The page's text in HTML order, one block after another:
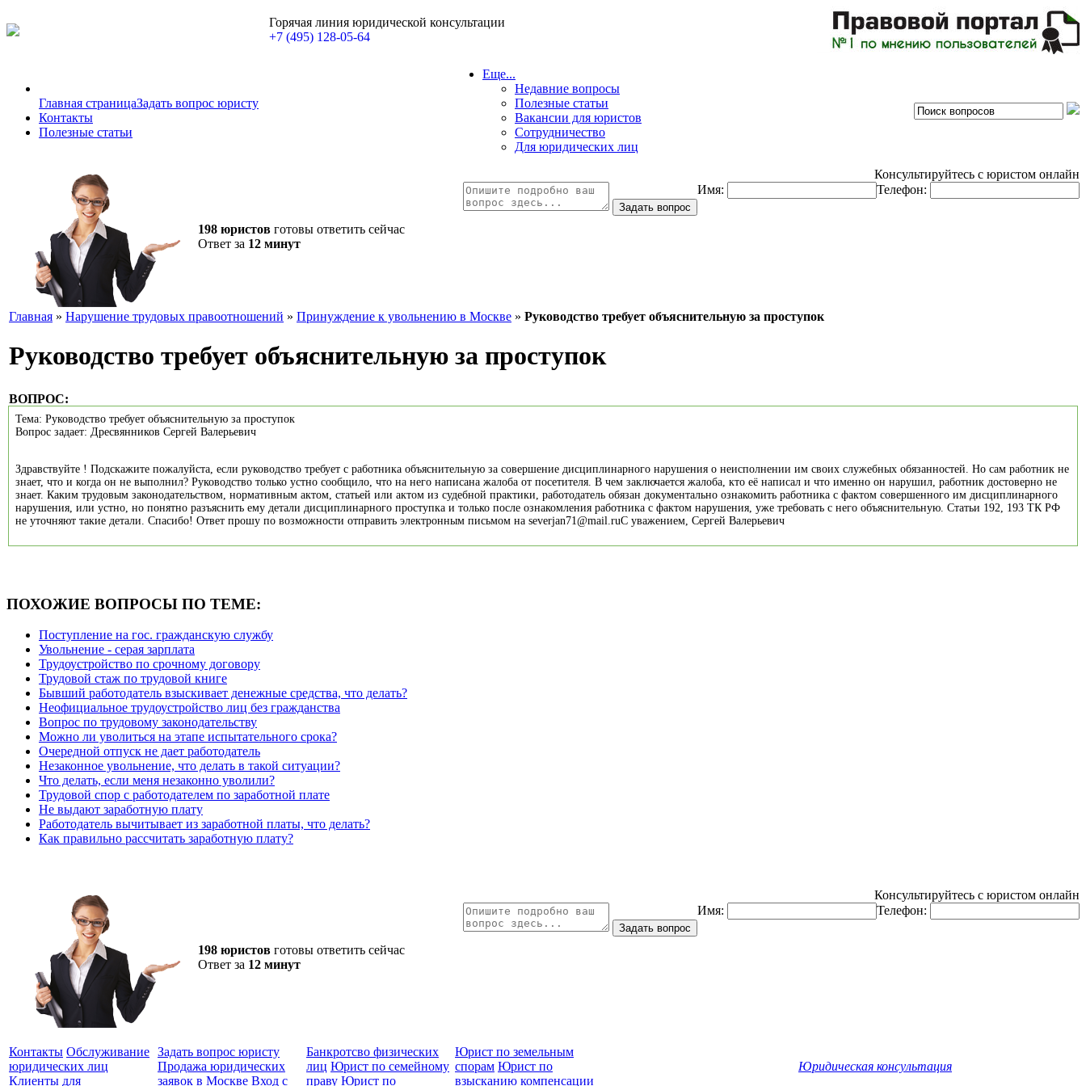
Горячая линия юридической консультации
+7 (495) 128-05-64
Главная страницаЗадать вопрос юристу
Контакты
Полезные статьи
Еще...
Недавние вопросы
Полезные статьи
Вакансии для юристов
Сотрудничество
Для юридических лиц
198 юристов готовы ответить сейчас
Ответ за 12 минут
Консультируйтесь с юристом онлайн
Имя:
Телефон:
Главная » Нарушение трудовых правоотношений » Принуждение к увольнению в Москве » Руководство требует объяснительную за проступок
Руководство требует объяснительную за проступок
ВОПРОС:
Тема: Руководство требует объяснительную за проступок
Вопрос задает: Дресвянников Сергей Валерьевич
Здравствуйте ! Подскажите пожалуйста, если руководство требует с работника объяснительную за совершение дисциплинарного нарушения о неисполнении им своих служебных обязанностей. Но сам работник не
знает, что и когда он не выполнил? Руководство только устно сообщило, что на него написана жалоба от посетителя. В чем заключается жалоба, кто её написал и что именно он нарушил, работник достоверно не
знает. Каким трудовым законодательством, нормативным актом, статьей или актом из судебной практики, работодатель обязан документально ознакомить работника с фактом совершенного им дисциплинарного
нарушения, или устно, но понятно разъяснить ему детали дисциплинарного проступка и только после ознакомления работника с фактом нарушения, уже требовать с него объяснительную. Статьи 192, 193 ТК РФ
не уточняют такие детали. Спасибо! Ответ прошу по возможности отправить электронным письмом на severjan71@mail.ruС уважением, Сергей Валерьевич
ПОХОЖИЕ ВОПРОСЫ ПО ТЕМЕ:
Поступление на гос. гражданскую службу
Увольнение - серая зарплата
Трудоустройство по срочному договору
Трудовой стаж по трудовой книге
Бывший работодатель взыскивает денежные средства, что делать?
Неофициальное трудоустройство лиц без гражданства
Вопрос по трудовому законодательству
Можно ли уволиться на этапе испытательного срока?
Очередной отпуск не дает работодатель
Незаконное увольнение, что делать в такой ситуации?
Что делать, если меня незаконно уволили?
Трудовой спор с работодателем по заработной плате
Не выдают заработную плату
Работодатель вычитывает из заработной платы, что делать?
Как правильно рассчитать заработную плату?
198 юристов готовы ответить сейчас
Ответ за 12 минут
Консультируйтесь с юристом онлайн
Имя:
Телефон:
Контакты Обслуживание
юридических лиц
Клиенты для
Задать вопрос юристу
Продажа юридических
заявок в Москве Вход с
Банкротсво физических
лиц Юрист по семейному
праву Юрист по
Юрист по земельным
спорам Юрист по
взысканию компенсации
Юридическая консультация